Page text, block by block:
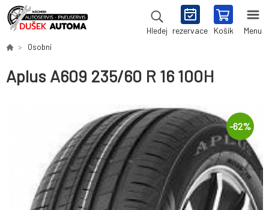
Hledej rezervace Košík Menu
Osobní
Aplus A609 235/60 R 16 100H
-62%